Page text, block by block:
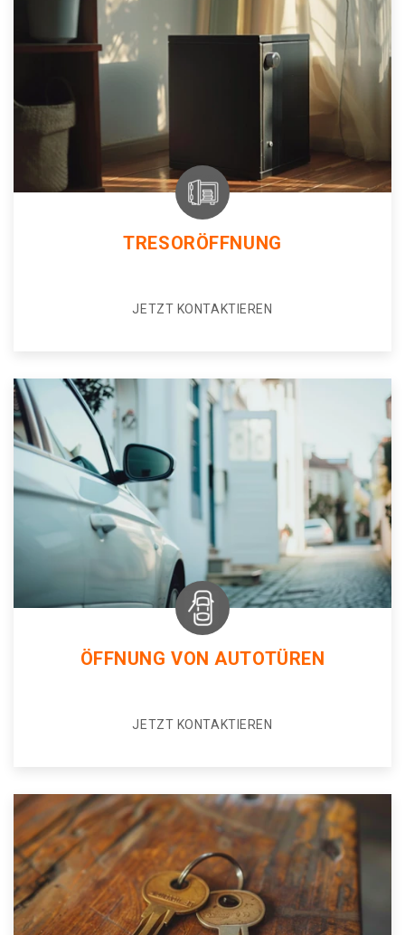
TRESORÖFFNUNG
JETZT KONTAKTIEREN
ÖFFNUNG VON AUTOTÜREN
JETZT KONTAKTIEREN